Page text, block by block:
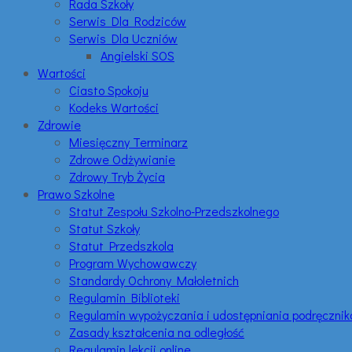
Rada Szkoły
Serwis Dla Rodziców
Serwis Dla Uczniów
Angielski SOS
Wartości
Ciasto Spokoju
Kodeks Wartości
Zdrowie
Miesięczny Terminarz
Zdrowe Odżywianie
Zdrowy Tryb Życia
Prawo Szkolne
Statut Zespołu Szkolno-Przedszkolnego
Statut Szkoły
Statut Przedszkola
Program Wychowawczy
Standardy Ochrony Małoletnich
Regulamin Biblioteki
Regulamin wypożyczania i udostępniania
Zasady kształcenia na odległość